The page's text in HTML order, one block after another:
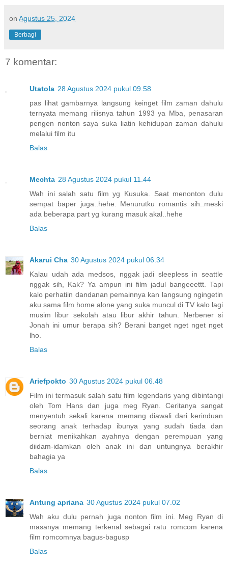
on Agustus 25, 2024
Berbagi
7 komentar:
Utatola 28 Agustus 2024 pukul 09.58
pas lihat gambarnya langsung keinget film zaman dahulu
ternyata memang rilisnya tahun 1993 ya Mba, penasaran
pengen nonton saya suka liatin kehidupan zaman dahulu
melalui film itu
Balas
Mechta 28 Agustus 2024 pukul 11.44
Wah ini salah satu film yg Kusuka. Saat menonton dulu
sempat baper juga..hehe. Menurutku romantis sih..meski
ada beberapa part yg kurang masuk akal..hehe
Balas
Akarui Cha 30 Agustus 2024 pukul 06.34
Kalau udah ada medsos, nggak jadi sleepless in seattle
nggak sih, Kak? Ya ampun ini film jadul bangeeettt. Tapi
kalo perhatiin dandanan pemainnya kan langsung ngingetin
aku sama film home alone yang suka muncul di TV kalo lagi
musim libur sekolah atau libur akhir tahun. Nerbener si
Jonah ini umur berapa sih? Berani banget nget nget nget
lho.
Balas
Ariefpokto 30 Agustus 2024 pukul 06.48
Film ini termasuk salah satu film legendaris yang dibintangi
oleh Tom Hans dan juga meg Ryan. Ceritanya sangat
menyentuh sekali karena memang diawali dari kerinduan
seorang anak terhadap ibunya yang sudah tiada dan
berniat menikahkan ayahnya dengan perempuan yang
diidam-idamkan oleh anak ini dan untungnya berakhir
bahagia ya
Balas
Antung apriana 30 Agustus 2024 pukul 07.02
Wah aku dulu pernah juga nonton film ini. Meg Ryan di
masanya memang terkenal sebagai ratu romcom karena
film romcomnya bagus-bagusp
Balas